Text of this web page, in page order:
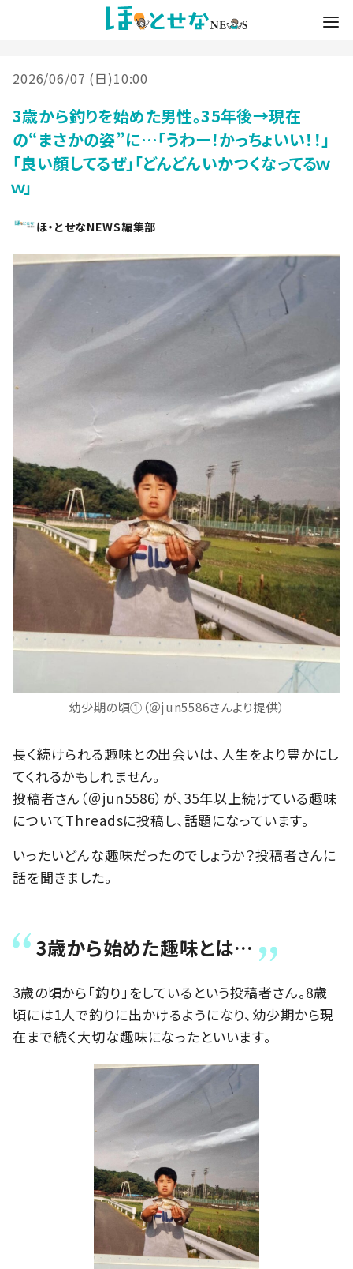
2026/06/07 (日)10:00
3歳から釣りを始めた男性。35年後→現在
の“まさかの姿”に…「うわー！かっちょいい！！」
「良い顔してるぜ」「どんどんいかつくなってるｗ
ｗ」
ほ・とせなNEWS編集部
幼少期の頃①（＠jun5586さんより提供）
長く続けられる趣味との出会いは、人生をより豊かにし
てくれるかもしれません。
投稿者さん（＠jun5586）が、35年以上続けている趣味
についてThreadsに投稿し、話題になっています。
いったいどんな趣味だったのでしょうか？投稿者さんに
話を聞きました。
3歳から始めた趣味とは…
3歳の頃から「釣り」をしているという投稿者さん。8歳
頃には1人で釣りに出かけるようになり、幼少期から現
在まで続く大切な趣味になったといいます。